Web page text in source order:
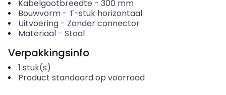
Kabelgootbreedte - 300 mm
Bouwvorm- T-stuk horizontaal
Uitvoering- Zonder connector
Materiaal- Staal
Verpakkingsinfo
1 stuk(s)
Product standaard op voorraad